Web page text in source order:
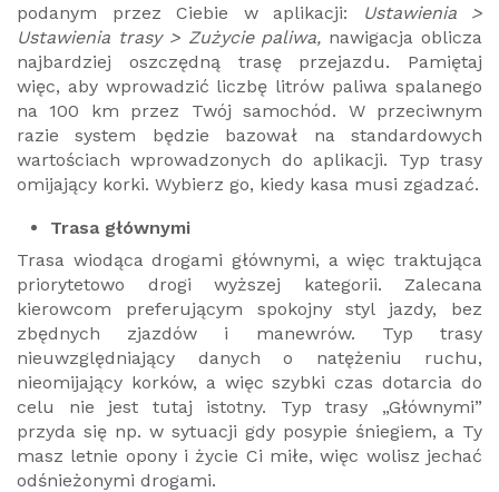
podanym przez Ciebie w aplikacji:
Ustawienia >
Ustawienia trasy > Zużycie paliwa, nawigacja oblicza
najbardziej oszczędną trasę przejazdu. Pamiętaj
więc, aby wprowadzić liczbę litrów paliwa spalanego
na 100 km przez Twój samochód. W przeciwnym
razie system będzie bazował na standardowych
wartościach wprowadzonych do aplikacji. Typ trasy
omijający korki. Wybierz go, kiedy kasa musi zgadzać.
Trasa głównymi
Trasa wiodąca drogami głównymi, a więc traktująca
priorytetowo drogi wyższej kategorii. Zalecana
kierowcom preferującym spokojny styl jazdy, bez
zbędnych zjazdów i manewrów. Typ trasy
nieuwzględniający danych o natężeniu ruchu,
nieomijający korków, a więc szybki czas dotarcia do
celu nie jest tutaj istotny. Typ trasy „Głównymi”
przyda się np. w sytuacji gdy posypie śniegiem, a Ty
masz letnie opony i życie Ci miłe, więc wolisz jechać
odśnieżonymi drogami.